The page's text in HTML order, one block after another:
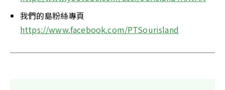
我們的島粉絲專頁
https://www.facebook.com/PTSourisland